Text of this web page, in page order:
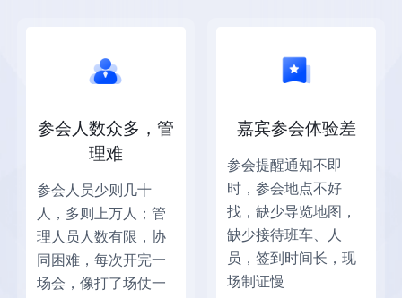
参会人数众多，管
理难
参会人员少则几十
人，多则上万人；管
理人员人数有限，协
同困难，每次开完一
场会，像打了场仗一
嘉宾参会体验差
参会提醒通知不即
时，参会地点不好
找，缺少导览地图，
缺少接待班车、人
员，签到时间长，现
场制证慢